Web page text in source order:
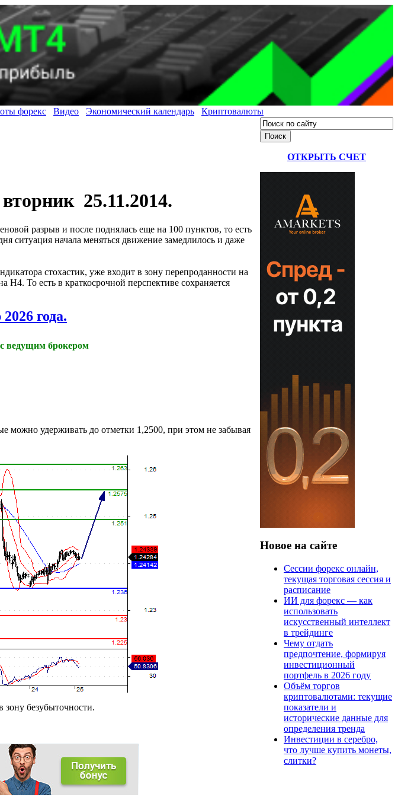
форекс Видео Экономический календарь Криптовалюты
25.11.2014.
разрыв и после поднялась еще на 100 пунктов, то есть
ситуация начала меняться движение замедлилось и даже
стохастик, уже входит в зону перепроданности на
То есть в краткосрочной перспективе сохраняется
года.
ведущим брокером
можно удерживать до отметки 1,2500, при этом не забывая
зону безубыточности.
ОТКРЫТЬ СЧЕТ
Новое на сайте
Сессии форекс онлайн,
текущая торговая сессия и
расписание
ИИ для форекс — как
использовать
искусственный интеллект
в трейдинге
Чему отдать
предпочтение, формируя
инвестиционный
портфель в 2026 году
Объём торгов
криптовалютами: текущие
показатели и
исторические данные для
определения тренда
Инвестиции в серебро,
что лучше купить монеты,
слитки?